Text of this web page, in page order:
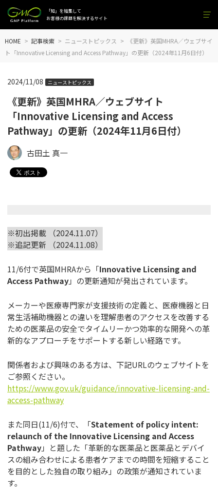
「知」を結集して
お客様の課題を解決するサイト
HOME 記事検索 ニューストピックス
《更新》英国MHRA／ウェブサイ
ト「Innovative Licensing and Access Pathway」の更新（2024年11月6日付）
《更新》英国MHRA／ウェブサイト
「Innovative Licensing and Access
Pathway」の更新（2024年11月6日付）
2024/11/08 ニューストピックス
古田土 真一
※初出掲載 （2024.11.07）
※追記更新 （2024.11.08）
11/6付で英国MHRAから「Innovative Licensing and
Access Pathway」の更新通知が発出されています。
メーカーや医療専門家が支援技術の定義と、医療機器と日
常生活補助機器との違いを理解患者のアクセスを改善する
ための医薬品の安全でタイムリーかつ効率的な開発への革
新的なアプローチをサポートする新しい経路です。
関係者および興味のある方は、下記URLのウェブサイトを
ご参照ください。
https://www.gov.uk/guidance/innovative-licensing-and-
access-pathway
また同日(11/6)付で、「Statement of policy intent:
relaunch of the Innovative Licensing and Access
Pathway」と題した「革新的な医薬品と医薬品とデバイ
スの組み合わせによる患者ケアまでの時間を短縮すること
を目的とした独自の取り組み」の政策が通知されていま
す。